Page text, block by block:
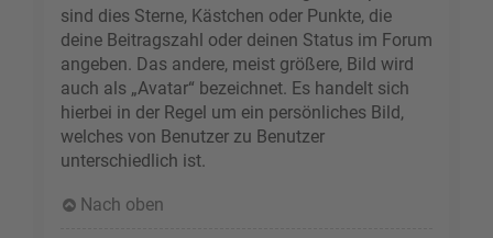
sind dies Sterne, Kästchen oder Punkte, die
deine Beitragszahl oder deinen Status im Forum
angeben. Das andere, meist größere, Bild wird
auch als „Avatar“ bezeichnet. Es handelt sich
hierbei in der Regel um ein persönliches Bild,
welches von Benutzer zu Benutzer
unterschiedlich ist.
Nach oben